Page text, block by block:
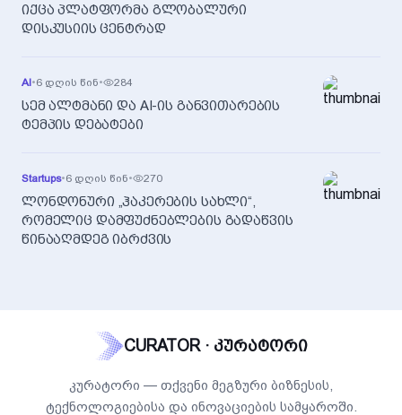
იქცა პლატფორმა გლობალური
დისკუსიის ცენტრად
AI•6 დღის წინ• 284
სემ ალტმანი და AI-ის განვითარების
ტემპის დებატები
Startups•6 დღის წინ• 270
ლონდონური „ჰაკერების სახლი“,
რომელიც დამფუძნებლების გადაწვის
წინააღმდეგ იბრძვის
CURATOR · კურატორი
კურატორი — თქვენი მეგზური ბიზნესის,
ტექნოლოგიებისა და ინოვაციების სამყაროში.